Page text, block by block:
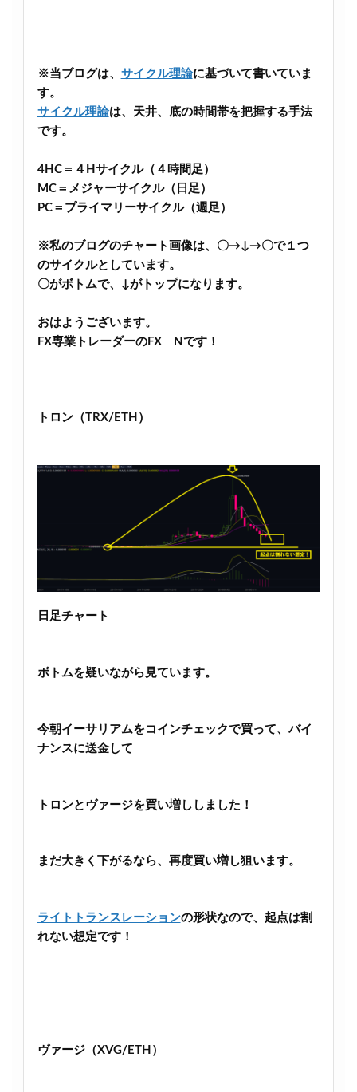
※当ブログは、 サイクル理論に基づいて書いていま
す。
サイクル理論は、天井、底の時間帯を把握する手法
です。
4HC＝４Hサイクル（４時間足）
MC＝メジャーサイクル（日足）
PC＝プライマリーサイクル（週足）
※私のブログのチャート画像は、〇→↓→〇で１つ
のサイクルとしています。
〇がボトムで、↓がトップになります。
おはようございます。
FX専業トレーダーのFX Nです！
トロン（TRX/ETH）
日足チャート
ボトムを疑いながら見ています。
今朝イーサリアムをコインチェックで買って、バイ
ナンスに送金して
トロンとヴァージを買い増ししました！
まだ大きく下がるなら、再度買い増し狙います。
ライトトランスレーションの形状なので、起点は割
れない想定です！
ヴァージ（XVG/ETH）